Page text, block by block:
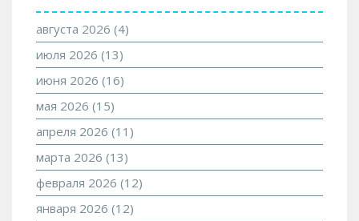
августа 2026 (4)
июля 2026 (13)
июня 2026 (16)
мая 2026 (15)
апреля 2026 (11)
марта 2026 (13)
февраля 2026 (12)
января 2026 (12)